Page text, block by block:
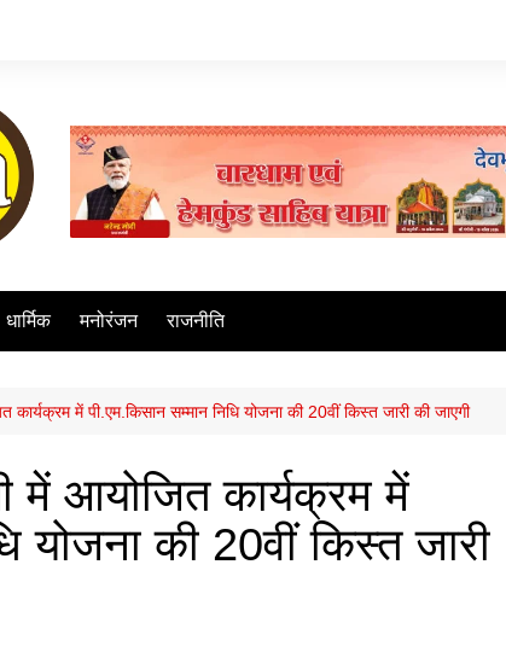
धार्मिक मनोरंजन राजनीति
कार्यक्रम में पी.एम.किसान सम्मान निधि योजना की 20वीं किस्त जारी की जाएगी
में आयोजित कार्यक्रम में
योजना की 20वीं किस्त जारी